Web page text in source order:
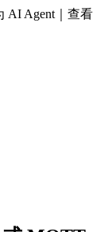
AI Agent｜查看